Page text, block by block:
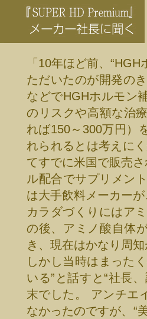
ノ酸飲料”を開発したか」
「10年ほど前、
ただいたのが開発の
などでHGHホルモン
のリスクや高額な治
れば150～300万円）
れられるとは考えに
てすでに米国で販売
ル配合でサプリメン
は大手飲料メーカー
カラダづくりにはア
の後、アミノ酸自体
き、現在はかなり周
しかし当時はまった
いる”と話すと“社長
末でした。 アンチエ
なかったのですが、“